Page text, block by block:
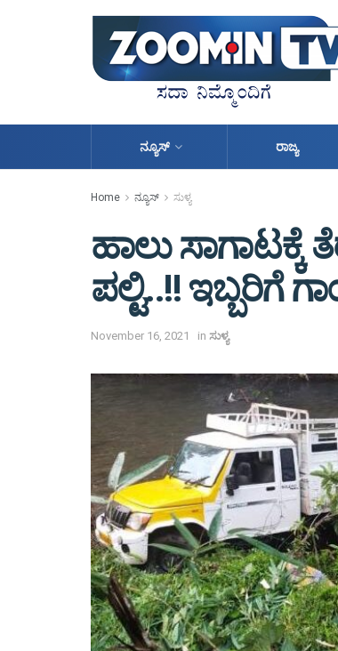
ನ್ಯೂಸ್ ರಾಜ್ಯ
Home ನ್ಯೂಸ್ ಸುಳ್ಯ
ಹಾಲು ಸಾಗಾಟಕ್ಕೆ
ಪಲ್ಟಿ..!! ಇಬ್ಬರಿಗೆ
November 16, 2021 in ಸುಳ್ಯ